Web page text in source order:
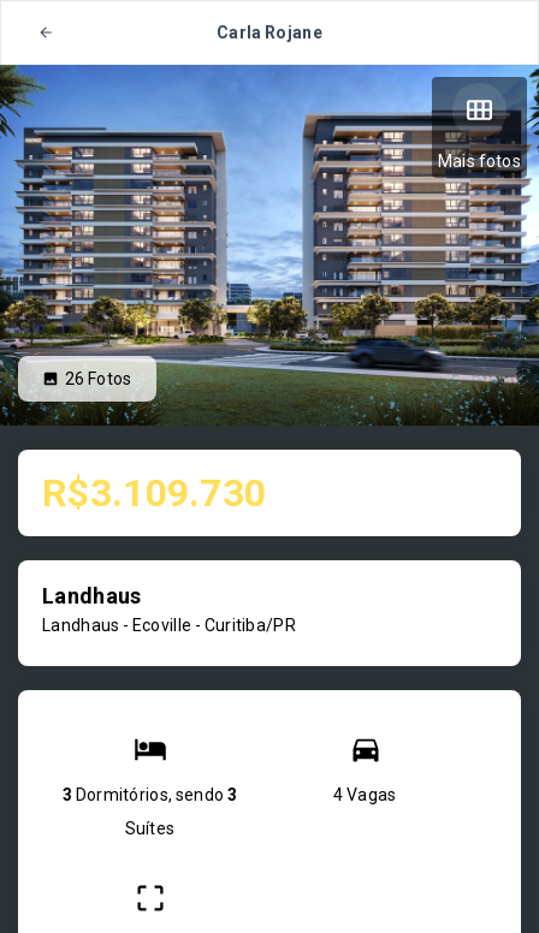
Carla Rojane
Mais fotos
26 Fotos
R$3.109.730
Landhaus
Landhaus - Ecoville - Curitiba/PR
3 Dormitórios, sendo 3
Suítes
4 Vagas